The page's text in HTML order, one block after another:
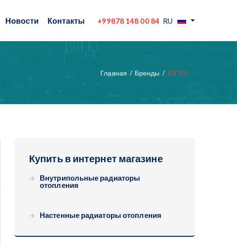
Новости Контакты +99878 148 00 84 RU
Главная Бренды KZTO
Купить в интернет магазине
Внутрипольные радиаторы
отопления
Настенные радиаторы отопления